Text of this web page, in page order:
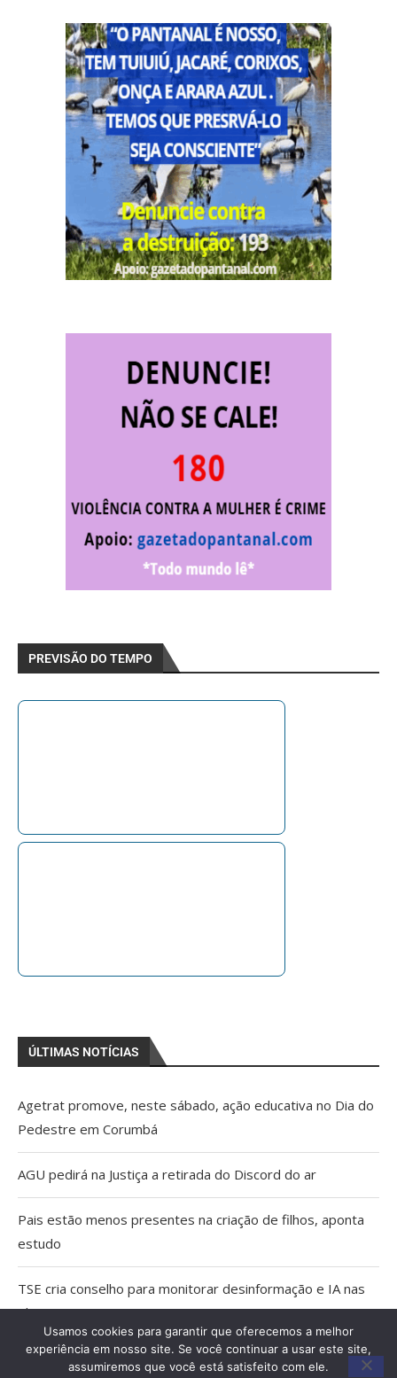
PREVISÃO DO TEMPO
ÚLTIMAS NOTÍCIAS
Agetrat promove, neste sábado, ação educativa no Dia do
Pedestre em Corumbá
AGU pedirá na Justiça a retirada do Discord do ar
Pais estão menos presentes na criação de filhos, aponta
estudo
TSE cria conselho para monitorar desinformação e IA nas
eleições
Capacitação qualifica trabalho dos Agentes Comunitários
Usamos cookies para garantir que oferecemos a melhor
experiência em nosso site. Se você continuar a usar este site,
assumiremos que você está satisfeito com ele.